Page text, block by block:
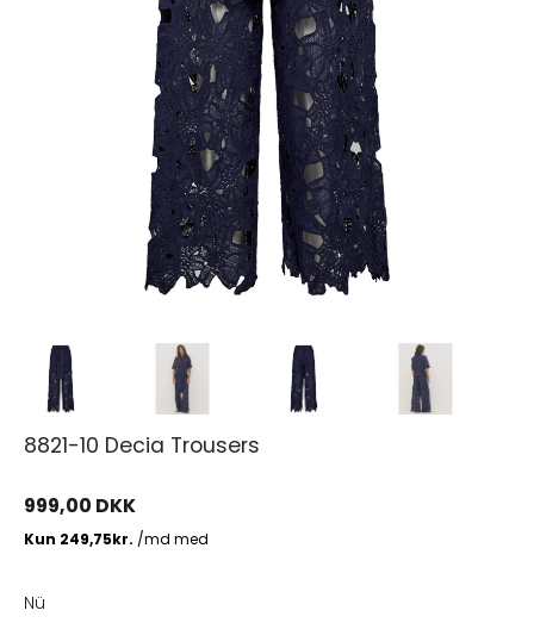
8821-10 Decia Trousers
999,00 DKK
Nü